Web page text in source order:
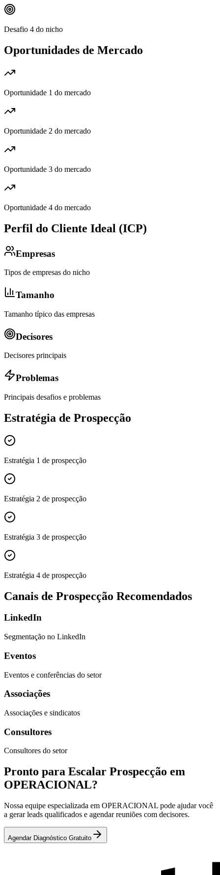
Desafio 4 do nicho
Oportunidades de Mercado
Oportunidade 1 do mercado
Oportunidade 2 do mercado
Oportunidade 3 do mercado
Oportunidade 4 do mercado
Perfil do Cliente Ideal (ICP)
Empresas
Tipos de empresas do nicho
Tamanho
Tamanho típico das empresas
Decisores
Decisores principais
Problemas
Principais desafios e problemas
Estratégia de Prospecção
Estratégia 1 de prospecção
Estratégia 2 de prospecção
Estratégia 3 de prospecção
Estratégia 4 de prospecção
Canais de Prospecção Recomendados
LinkedIn
Segmentação no LinkedIn
Eventos
Eventos e conferências do setor
Associações
Associações e sindicatos
Consultores
Consultores do setor
Pronto para Escalar Prospecção em
OPERACIONAL?
Nossa equipe especializada em OPERACIONAL pode ajudar você
a gerar leads qualificados e agendar reuniões com decisores.
Agendar Diagnóstico Gratuito